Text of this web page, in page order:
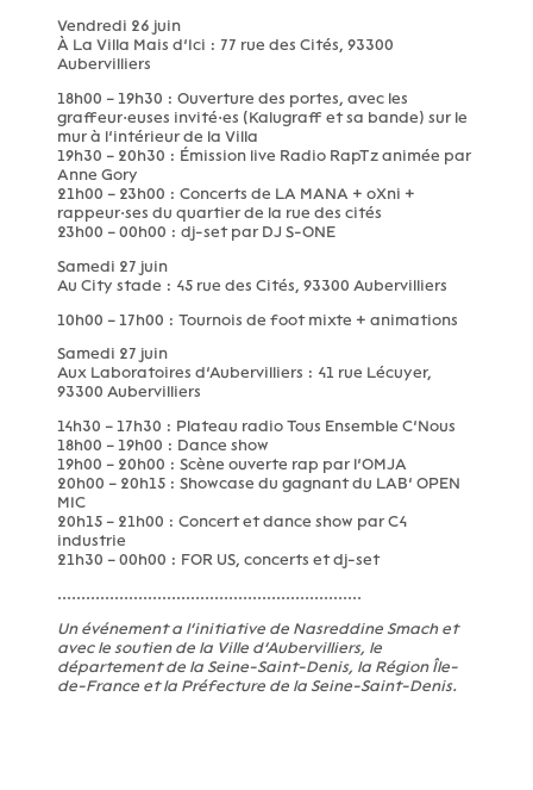
Vendredi 26 juin
À La Villa Mais d’Ici : 77 rue des Cités, 93300
Aubervilliers
18h00 – 19h30 : Ouverture des portes, avec les
graffeur·euses invité·es (Kalugraff et sa bande) sur le
mur à l’intérieur de la Villa
19h30 – 20h30 : Émission live Radio RapTz animée par
Anne Gory
21h00 – 23h00 : Concerts de LA MANA + oXni +
rappeur·ses du quartier de la rue des cités
23h00 – 00h00 : dj-set par DJ S-ONE
Samedi 27 juin
Au City stade : 45 rue des Cités, 93300 Aubervilliers
10h00 – 17h00 : Tournois de foot mixte + animations
Samedi 27 juin
Aux Laboratoires d’Aubervilliers : 41 rue Lécuyer,
93300 Aubervilliers
14h30 – 17h30 : Plateau radio Tous Ensemble C’Nous
18h00 – 19h00 : Dance show
19h00 – 20h00 : Scène ouverte rap par l’OMJA
20h00 – 20h15 : Showcase du gagnant du LAB’ OPEN
MIC
20h15 – 21h00 : Concert et dance show par C4
industrie
21h30 – 00h00 : FOR US, concerts et dj-set
................................................................
Un événement a l’initiative de Nasreddine Smach et
avec le soutien de la Ville d’Aubervilliers, le
département de la Seine-Saint-Denis, la Région Île-
de-France et la Préfecture de la Seine-Saint-Denis.